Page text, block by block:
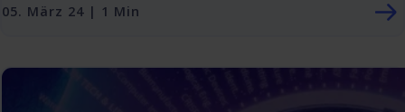
05. März 24 | 1 Min